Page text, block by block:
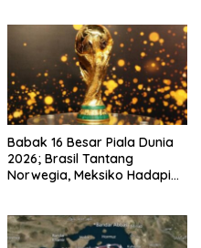
Babak 16 Besar Piala Dunia
2026; Brasil Tantang
Norwegia, Meksiko Hadapi